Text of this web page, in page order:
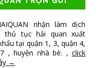
nhận làm dịch
thủ tục hải quan xuất
tại quận 1, 3, quận 4,
, huyện nhà bè. ,click
→